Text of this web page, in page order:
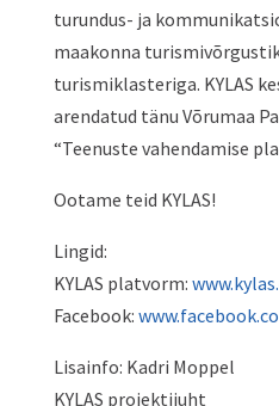
turundus- ja
maakonna
turismiklasteriga. KYLAS
arendatud tänu Võrumaa
“Teenuste vahendamise
Ootame teid KYLAS!
Lingid:
KYLAS platvorm:
Facebook:
Lisainfo: Kadri Moppel
KYLAS projektijuht